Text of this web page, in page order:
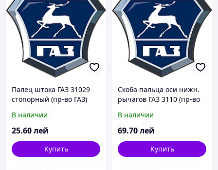
Палец штока ГАЗ 31029
стопорный (пр-во ГАЗ)
В наличии
25.60лей
Купить
Скоба пальца оси нижн.
рычагов ГАЗ 3110 (пр-во
В наличии
69.70лей
Купить